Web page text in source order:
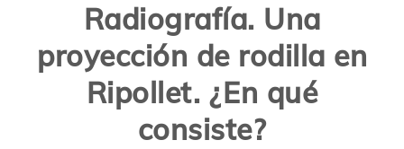
Radiografía. Una
proyección de rodilla en
Ripollet. ¿En qué
consiste?